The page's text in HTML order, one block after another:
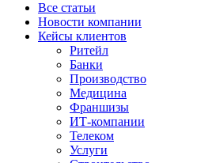
Все статьи
Новости компании
Кейсы клиентов
Ритейл
Банки
Производство
Медицина
Франшизы
ИТ-компании
Телеком
Услуги